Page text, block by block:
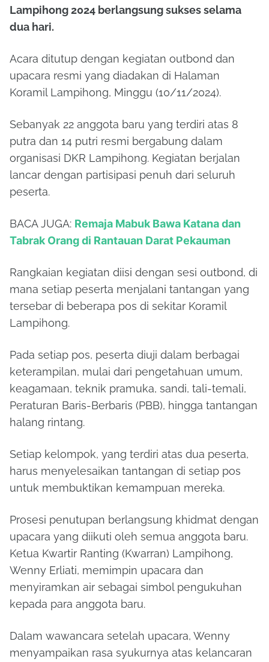
Lampihong 2024 berlangsung sukses selama
dua hari.
Acara ditutup dengan kegiatan outbond dan
upacara resmi yang diadakan di Halaman
Koramil Lampihong, Minggu (10/11/2024).
Sebanyak 22 anggota baru yang terdiri atas 8
putra dan 14 putri resmi bergabung dalam
organisasi DKR Lampihong. Kegiatan berjalan
lancar dengan partisipasi penuh dari seluruh
peserta.
BACA JUGA: Remaja Mabuk Bawa Katana dan
Tabrak Orang di Rantauan Darat Pekauman
Rangkaian kegiatan diisi dengan sesi outbond, di
mana setiap peserta menjalani tantangan yang
tersebar di beberapa pos di sekitar Koramil
Lampihong.
Pada setiap pos, peserta diuji dalam berbagai
keterampilan, mulai dari pengetahuan umum,
keagamaan, teknik pramuka, sandi, tali-temali,
Peraturan Baris-Berbaris (PBB), hingga tantangan
halang rintang.
Setiap kelompok, yang terdiri atas dua peserta,
harus menyelesaikan tantangan di setiap pos
untuk membuktikan kemampuan mereka.
Prosesi penutupan berlangsung khidmat dengan
upacara yang diikuti oleh semua anggota baru.
Ketua Kwartir Ranting (Kwarran) Lampihong,
Wenny Erliati, memimpin upacara dan
menyiramkan air sebagai simbol pengukuhan
kepada para anggota baru.
Dalam wawancara setelah upacara, Wenny
menyampaikan rasa syukurnya atas kelancaran